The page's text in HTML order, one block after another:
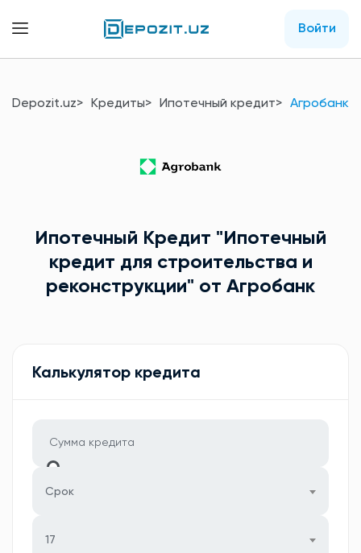
Войти
Depozit.uz Кредиты Ипотечный кредит Агробанк
Ипотечный Кредит "Ипотечный
кредит для строительства и
реконструкции" от Агробанк
Калькулятор кредита
Срок
17